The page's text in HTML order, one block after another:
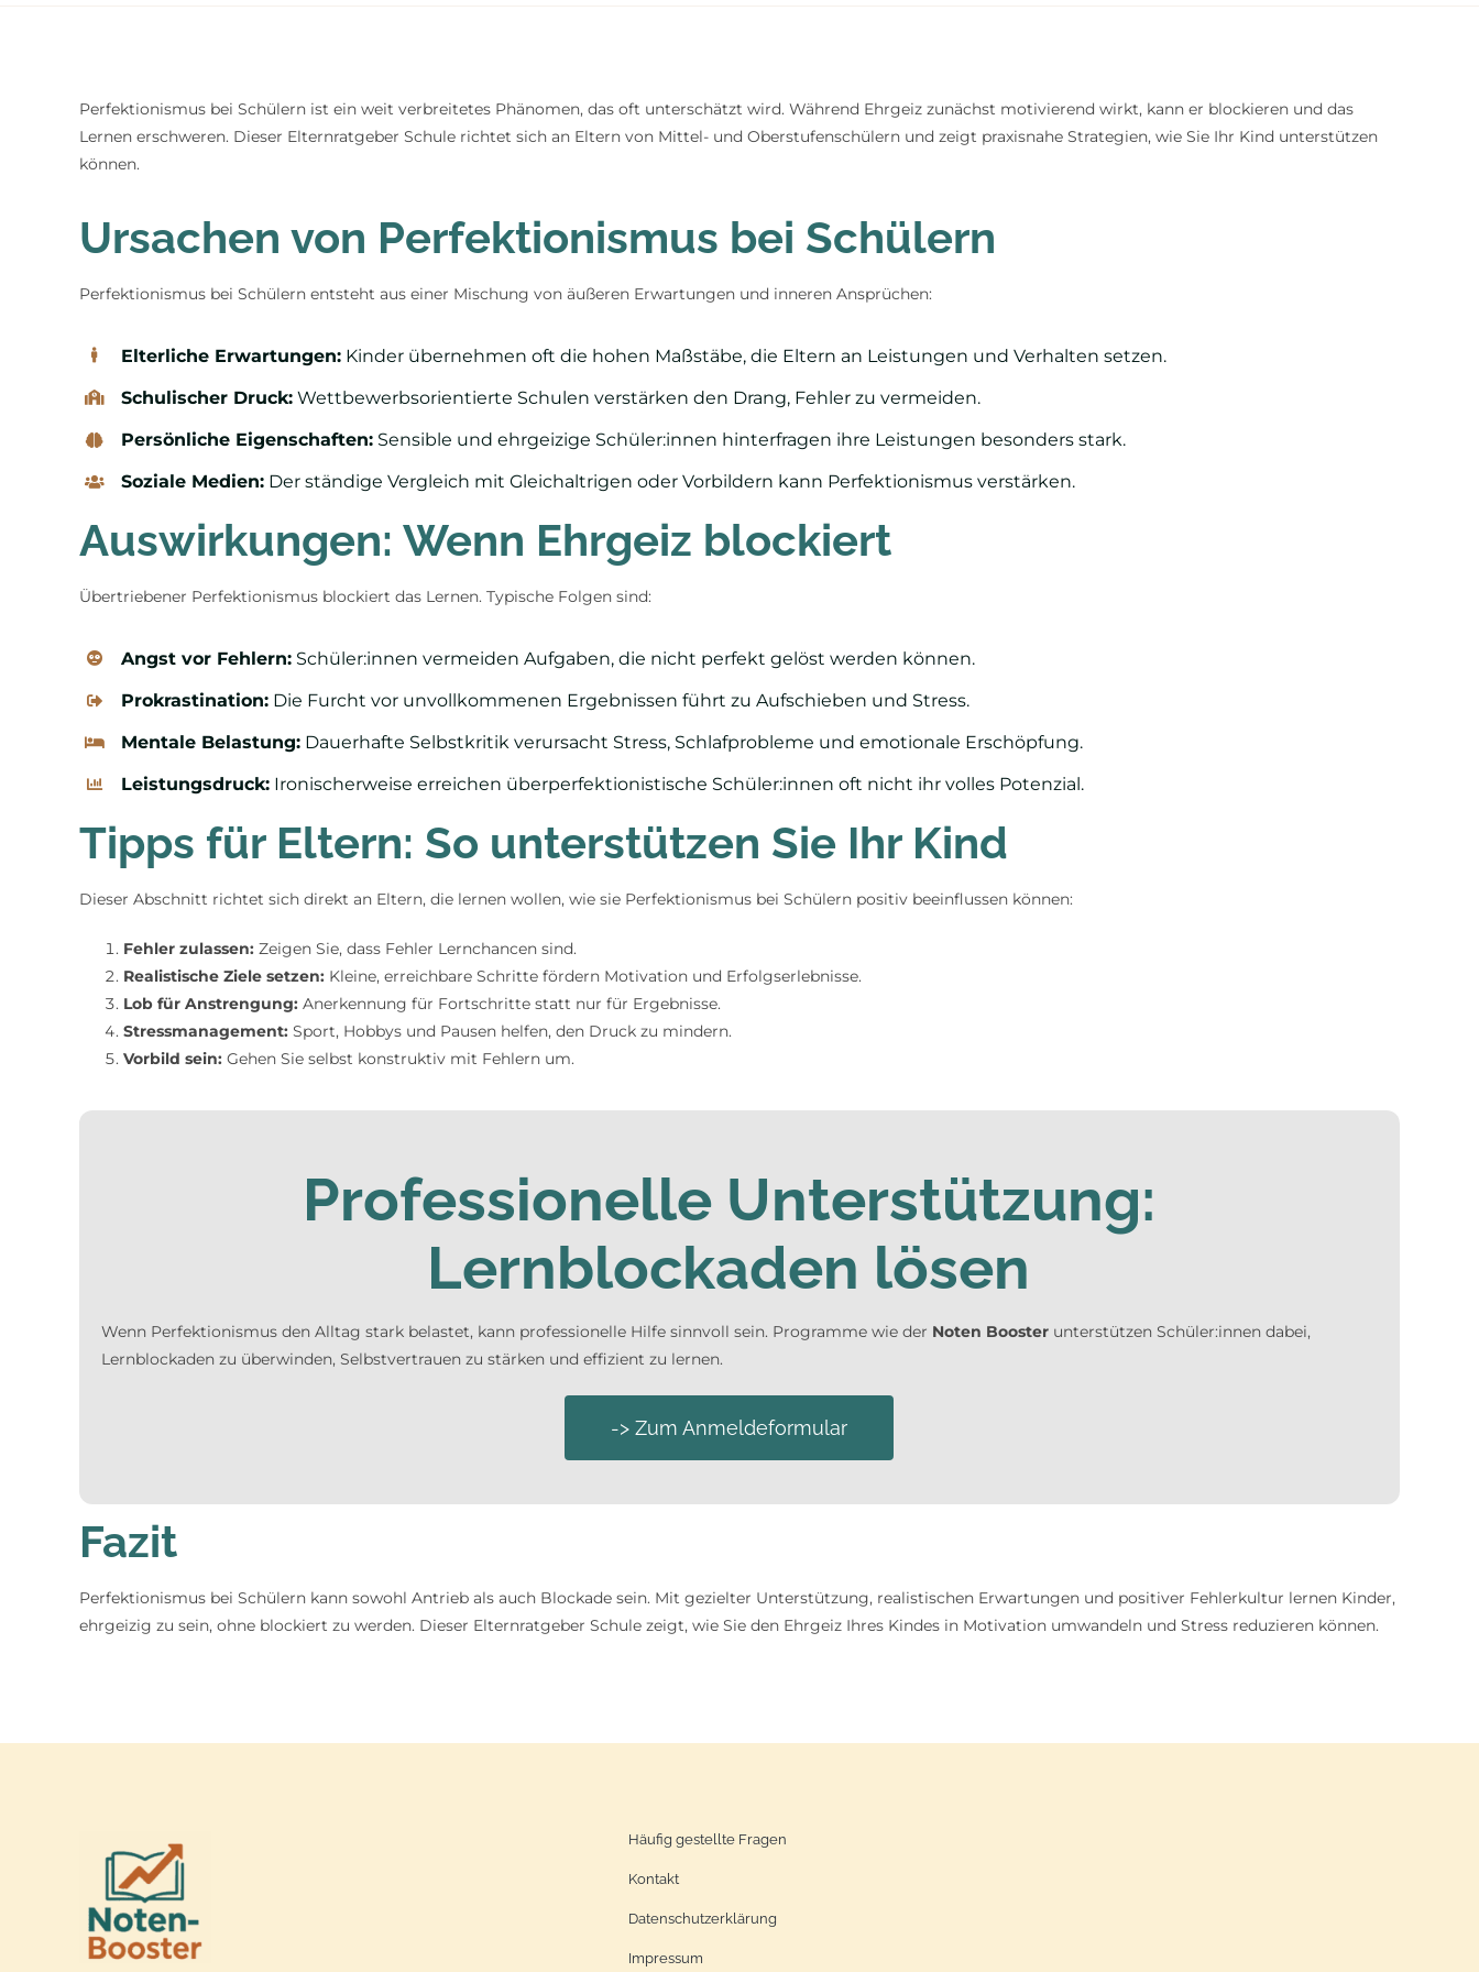
Perfektionismus bei Schülern ist ein weit verbreitetes Phänomen, das oft unterschätzt wird. Während Ehrgeiz zunächst motivierend wirkt, kann er blockieren und das
Lernen erschweren. Dieser Elternratgeber Schule richtet sich an Eltern von Mittel- und Oberstufenschülern und zeigt praxisnahe Strategien, wie Sie Ihr Kind unterstützen
können.
Ursachen von Perfektionismus bei Schülern
Perfektionismus bei Schülern entsteht aus einer Mischung von äußeren Erwartungen und inneren Ansprüchen:
Elterliche Erwartungen: Kinder übernehmen oft die hohen Maßstäbe, die Eltern an Leistungen und Verhalten setzen.
Schulischer Druck: Wettbewerbsorientierte Schulen verstärken den Drang, Fehler zu vermeiden.
Persönliche Eigenschaften: Sensible und ehrgeizige Schüler:innen hinterfragen ihre Leistungen besonders stark.
Soziale Medien: Der ständige Vergleich mit Gleichaltrigen oder Vorbildern kann Perfektionismus verstärken.
Auswirkungen: Wenn Ehrgeiz blockiert
Übertriebener Perfektionismus blockiert das Lernen. Typische Folgen sind:
Angst vor Fehlern: Schüler:innen vermeiden Aufgaben, die nicht perfekt gelöst werden können.
Prokrastination: Die Furcht vor unvollkommenen Ergebnissen führt zu Aufschieben und Stress.
Mentale Belastung: Dauerhafte Selbstkritik verursacht Stress, Schlafprobleme und emotionale Erschöpfung.
Leistungsdruck: Ironischerweise erreichen überperfektionistische Schüler:innen oft nicht ihr volles Potenzial.
Tipps für Eltern: So unterstützen Sie Ihr Kind
Dieser Abschnitt richtet sich direkt an Eltern, die lernen wollen, wie sie Perfektionismus bei Schülern positiv beeinflussen können:
Fehler zulassen:Zeigen Sie, dass Fehler Lernchancen sind.
Realistische Ziele setzen:Kleine, erreichbare Schritte fördern Motivation und Erfolgserlebnisse.
Lob für Anstrengung:Anerkennung für Fortschritte statt nur für Ergebnisse.
Stressmanagement:Sport, Hobbys und Pausen helfen, den Druck zu mindern.
Vorbild sein:Gehen Sie selbst konstruktiv mit Fehlern um.
Professionelle Unterstützung:
Lernblockaden lösen
Wenn Perfektionismus den Alltag stark belastet, kann professionelle Hilfe sinnvoll sein. Programme wie der Noten Boosterunterstützen Schüler:innen dabei,
Lernblockaden zu überwinden, Selbstvertrauen zu stärken und effizient zu lernen.
-> Zum Anmeldeformular
Fazit
Perfektionismus bei Schülern kann sowohl Antrieb als auch Blockade sein. Mit gezielter Unterstützung, realistischen Erwartungen und positiver Fehlerkultur lernen Kinder,
ehrgeizig zu sein, ohne blockiert zu werden. Dieser Elternratgeber Schule zeigt, wie Sie den Ehrgeiz Ihres Kindes in Motivation umwandeln und Stress reduzieren können.
Häufig gestellte Fragen
Kontakt
Datenschutzerklärung
Impressum